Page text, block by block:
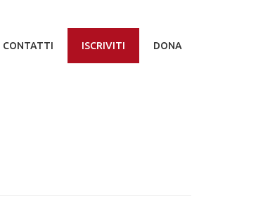
CONTATTI ISCRIVITI DONA